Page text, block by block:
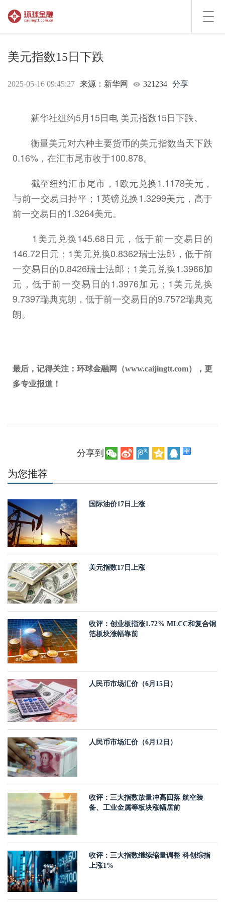
美元指数15日下跌
2025-05-16 09:45:27 来源：新华网 321234 分享
新华社纽约5月15日电 美元指数15日下跌。
衡量美元对六种主要货币的美元指数当天下跌
0.16%，在汇市尾市收于100.878。
截至纽约汇市尾市，1欧元兑换1.1178美元，
与前一交易日持平；1英镑兑换1.3299美元，高于
前一交易日的1.3264美元。
1美元兑换145.68日元，低于前一交易日的
146.72日元；1美元兑换0.8362瑞士法郎，低于前
一交易日的0.8426瑞士法郎；1美元兑换1.3966加
元，低于前一交易日的1.3976加元；1美元兑换
9.7397瑞典克朗，低于前一交易日的9.7572瑞典克
朗。
最后，记得关注：环球金融网（www.caijingtt.com），更
多专业报道！
分享到：
为您推荐
国际油价17日上涨
美元指数17日上涨
收评：创业板指涨1.72% MLCC和复合铜
箔板块涨幅靠前
人民币市场汇价（6月15日）
人民币市场汇价（6月12日）
收评：三大指数放量冲高回落 航空装
备、工业金属等板块涨幅居前
收评：三大指数继续缩量调整 科创综指
上涨1%